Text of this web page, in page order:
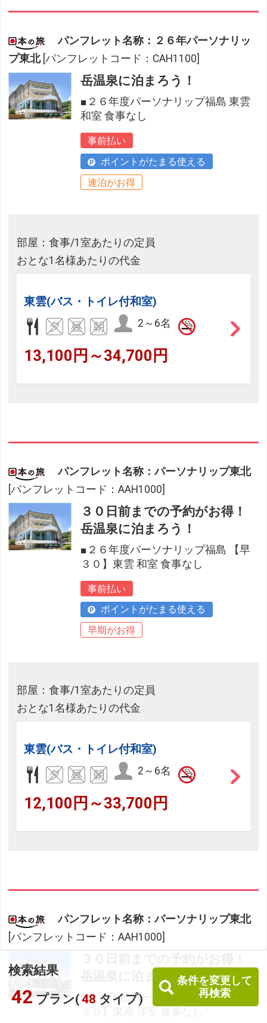
検索結果
42 プラン(48 タイプ)
条件を変更して
再検索
パンフレット名称：２６年パーソナリッ
プ東北 [パンフレットコード：CAH1100]
岳温泉に泊まろう！
■２６年度パーソナリップ福島 東雲
和室 食事なし
事前払い
ポイントがたまる使える
連泊がお得
部屋：食事/1室あたりの定員
おとな1名様あたりの代金
東雲(バス・トイレ付和室)
2～6名
13,100円～34,700円
パンフレット名称：パーソナリップ東北
[パンフレットコード：AAH1000]
３０日前までの予約がお得！
岳温泉に泊まろう！
■２６年度パーソナリップ福島 【早
３０】東雲 和室 食事なし
事前払い
ポイントがたまる使える
早期がお得
部屋：食事/1室あたりの定員
おとな1名様あたりの代金
東雲(バス・トイレ付和室)
2～6名
12,100円～33,700円
パンフレット名称：パーソナリップ東北
[パンフレットコード：AAH1000]
岳温泉に泊まろう！
■２６年度パーソナリップ福島 【早